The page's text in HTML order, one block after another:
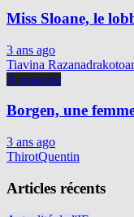
Miss Sloane, le
3 ans ago
Tiavina
A regarder
Borgen, une
3 ans ago
ThirotQuentin
Articles récents